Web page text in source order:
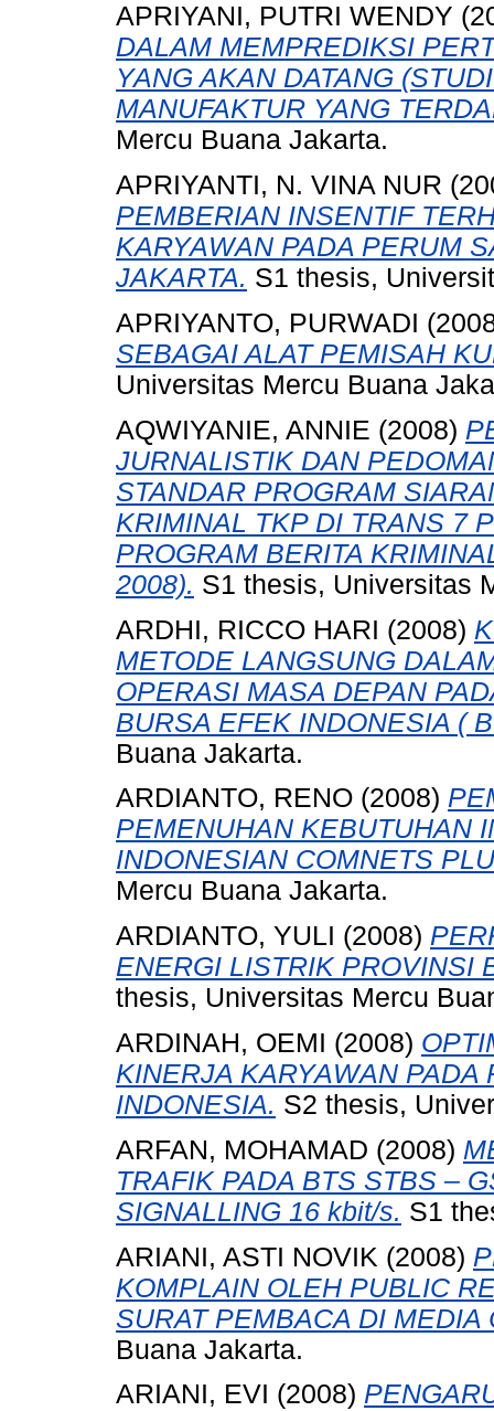
APRIYANI, PUTRI WENDY
DALAM MEMPREDIKSI
YANG AKAN DATANG
MANUFAKTUR YANG
Mercu Buana Jakarta.
APRIYANTI, N. VINA NUR
PEMBERIAN INSENTIF
KARYAWAN PADA PERUM
JAKARTA. S1 thesis,
APRIYANTO, PURWADI
SEBAGAI ALAT PEMISAH
Universitas Mercu Buana
AQWIYANIE, ANNIE (2008)
JURNALISTIK DAN
STANDAR PROGRAM
KRIMINAL TKP DI TRANS 7
PROGRAM BERITA
2008). S1 thesis, Universitas
ARDHI, RICCO HARI (2008)
METODE LANGSUNG
OPERASI MASA DEPAN
BURSA EFEK INDONESIA (
Buana Jakarta.
ARDIANTO, RENO (2008)
PEMENUHAN KEBUTUHAN
INDONESIAN COMNETS
Mercu Buana Jakarta.
ARDIANTO, YULI (2008)
ENERGI LISTRIK PROVINSI
thesis, Universitas Mercu
ARDINAH, OEMI (2008)
KINERJA KARYAWAN PADA
INDONESIA. S2 thesis,
ARFAN, MOHAMAD (2008)
TRAFIK PADA BTS STBS –
SIGNALLING 16 kbit/s. S1
ARIANI, ASTI NOVIK (2008)
KOMPLAIN OLEH PUBLIC
SURAT PEMBACA DI MEDIA
Buana Jakarta.
ARIANI, EVI (2008)